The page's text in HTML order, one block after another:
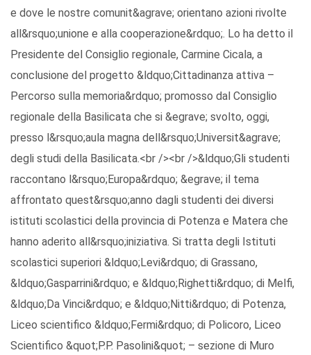
e dove le nostre comunit&agrave; orientano azioni rivolte
all&rsquo;unione e alla cooperazione&rdquo;. Lo ha detto il
Presidente del Consiglio regionale, Carmine Cicala, a
conclusione del progetto &ldquo;Cittadinanza attiva –
Percorso sulla memoria&rdquo; promosso dal Consiglio
regionale della Basilicata che si &egrave; svolto, oggi,
presso l&rsquo;aula magna dell&rsquo;Universit&agrave;
degli studi della Basilicata.<br /><br />&ldquo;Gli studenti
raccontano l&rsquo;Europa&rdquo; &egrave; il tema
affrontato quest&rsquo;anno dagli studenti dei diversi
istituti scolastici della provincia di Potenza e Matera che
hanno aderito all&rsquo;iniziativa. Si tratta degli Istituti
scolastici superiori &ldquo;Levi&rdquo; di Grassano,
&ldquo;Gasparrini&rdquo; e &ldquo;Righetti&rdquo; di Melfi,
&ldquo;Da Vinci&rdquo; e &ldquo;Nitti&rdquo; di Potenza,
Liceo scientifico &ldquo;Fermi&rdquo; di Policoro, Liceo
Scientifico &quot;P.P. Pasolini&quot; – sezione di Muro